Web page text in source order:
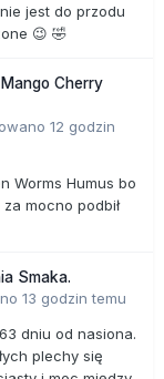
jest do przodu
😉 🤣
Cherry
12 godzin
Worms Humus bo
mocno podbił
Smaka.
13 godzin temu
dniu od nasiona.
plechy się